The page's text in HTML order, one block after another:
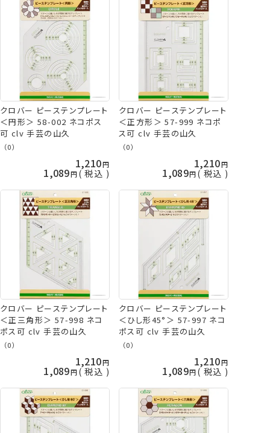
クロバー ピーステンプレート
＜円形＞ 58-002 ネコポス
可 clv 手芸の山久
（0）
1,210
1,089 税込
クロバー ピーステンプレート
＜正方形＞ 57-999 ネコポ
ス可 clv 手芸の山久
（0）
1,210
1,089 税込
クロバー ピーステンプレート
＜正三角形＞ 57-998 ネコ
ポス可 clv 手芸の山久
（0）
1,210
1,089 税込
クロバー ピーステンプレート
＜ひし形45°＞ 57-997 ネコ
ポス可 clv 手芸の山久
（0）
1,210
1,089 税込